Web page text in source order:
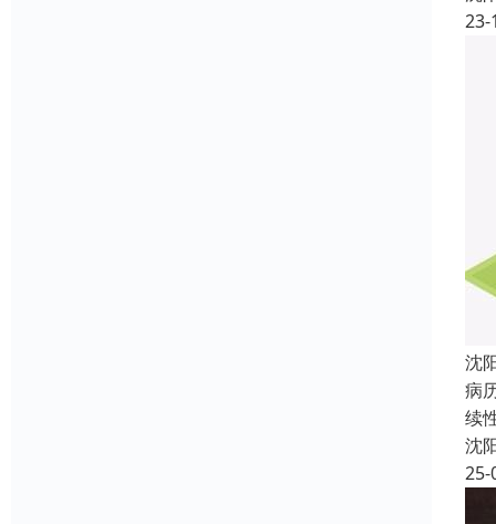
23-
沈
病
续
沈
25-